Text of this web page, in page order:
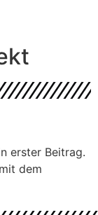
erster Beitrag.
dem